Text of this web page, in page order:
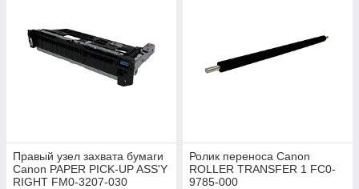
Правый узел захвата бумаги
Canon PAPER PICK-UP ASS'Y
RIGHT FM0-3207-030
Ролик переноса Canon
ROLLER TRANSFER 1 FC0-
9785-000